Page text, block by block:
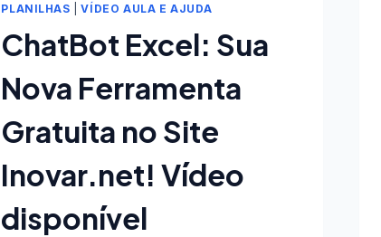
PLANILHAS |VÍDEO AULA E AJUDA
ChatBot Excel: Sua
Nova Ferramenta
Gratuita no Site
Inovar.net! Vídeo
disponível